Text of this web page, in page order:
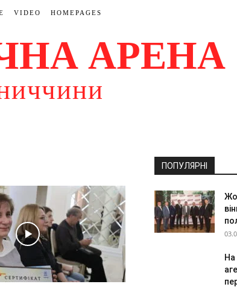
VIDEO HOMEPAGES
АРЕНА
ПОПУЛЯРНІ
На